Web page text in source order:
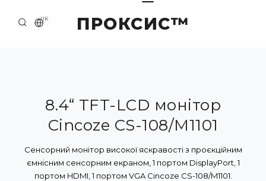
ПРОКСИС™
UK
ПРО НАС
ПРИКЛАДИ ТА РІШЕННЯ
КАТАЛОГ ПРОДУКЦІЇ
НОВИНИ
8.4“ TFT-LCD монітор
Cincoze CS-108/M1101
Сенсорний монітор високої яскравості з проєкційним
ємнісним сенсорним екраном, 1 портом DisplayPort, 1
портом HDMI, 1 портом VGA Cincoze CS-108/M1101.